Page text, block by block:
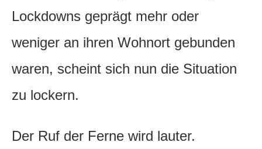
Lockdowns geprägt mehr oder
weniger an ihren Wohnort gebunden
waren, scheint sich nun die Situation
zu lockern.
Der Ruf der Ferne wird lauter.